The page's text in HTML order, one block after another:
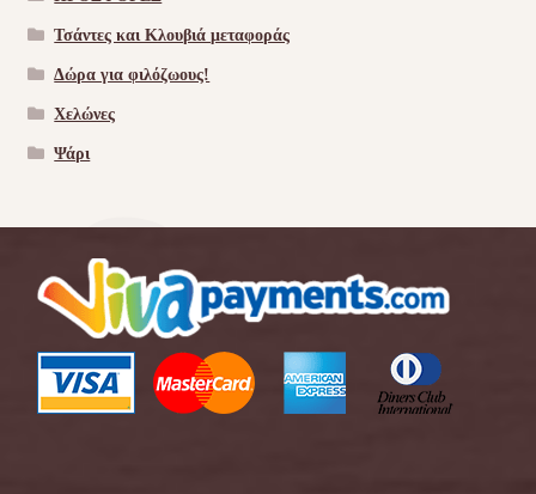
Τσάντες και Κλουβιά μεταφοράς
Δώρα για φιλόζωους!
Χελώνες
Ψάρι